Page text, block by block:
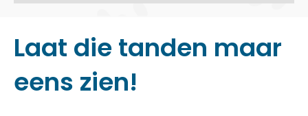
Laat die tanden maar
eens zien!